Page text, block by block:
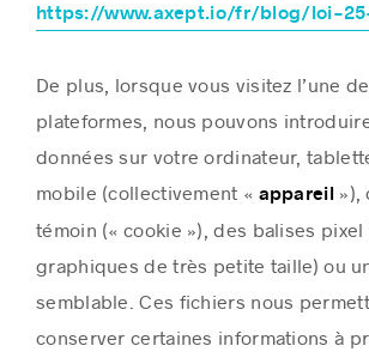
https://www.axept.io/fr/blog/loi-
De plus, lorsque vous visitez l’une
plateformes, nous pouvons
données sur votre ordinateur,
mobile (collectivement « appareil»),
témoin (« cookie »), des balises pixel
graphiques de très petite taille) ou
semblable. Ces fichiers nous
conserver certaines informations à